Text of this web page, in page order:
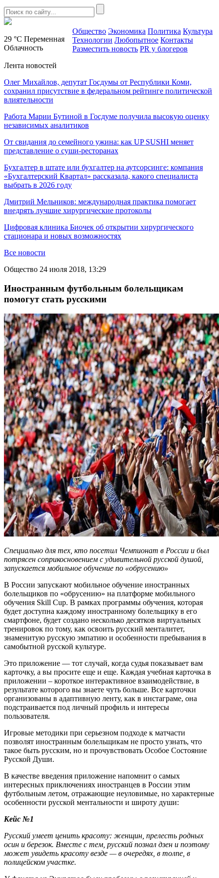
29 °C Переменная
Облачность
Общество Экономика Политика Культура
Технологии Любопытное Контакты
Разместить новость PR у блогеров
Лента новостей
Олег Михайлов, депутат Госдумы от Республики Коми,
сохранил присутствие в федеральном рейтинге политической
влиятельности
Работа Марии Бутиной в Госдуме получила высокую оценку
независимых аналитиков
От свидания до семейного ужина: как UP SUSHI меняет
представление о суши-ресторанах
Бухгалтер в штате или бухгалтер на аутсорсинге: компания
«Бухгалтерский Квартал» рассказала, какого специалиста
выбрать в 2026 году
Дмитрий Мельников: международная практика помогает
внедрять лучшие хирургические протоколы
Цифровая клиника Биочек об открытии хирургического
стационара и новых возможностях
Все новости
Общество 24 июля 2018, 13:29
Иностранным футбольным болельщикам
помогут стать русскими
Специально для тех, кто посетил Чемпионат в России и был
потрясен соприкосновением с удивительной русской душой,
запускается мобильное обучение по «обрусению»
В России запускают мобильное обучение иностранных
болельщиков по «обрусению» на платформе мобильного
обучения Skill Cup. В рамках программы обучения, которая
будет доступна каждому иностранному болельщику в его
смартфоне, будет создано несколько десятков виртуальных
тренировок по тому, как освоить русский менталитет,
знаменитую русскую эмпатию и особенности пребывания в
самобытной русской культуре.
Это приложение — тот случай, когда судья показывает вам
карточку, а вы просите еще и еще. Каждая учебная карточка в
приложении – короткое интерактивное взаимодействие, в
результате которого вы знаете чуть больше. Все карточки
организованы в адаптивную ленту, как в инстаграме, она
подстраивается под личный профиль и интересы
пользователя.
Игровые методики при серьезном подходе к матчасти
позволят иностранным болельщикам не просто узнать, что
такое быть русским, но и прочувствовать Особое Состояние
Русской Души.
В качестве введения приложение напомнит о самых
интересных приключениях иностранцев в России этим
футбольным летом, отражающие неуловимые, но характерные
особенности русской ментальности и широту души:
Кейс №1
Русский умеет ценить красоту: женщин, прелесть родных
осин и березок. Вместе с тем, русский познал дзен и поэтому
может увидеть красоту везде — в очередях, в толпе, в
полицейском участке.